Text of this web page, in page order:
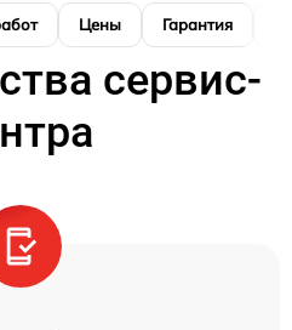
Цены Гарантия
сервис-